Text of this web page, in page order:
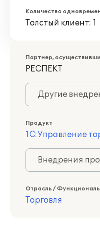
Количество
Толстый клиент: 1
Партнер,
РЕСПЕКТ
Другие
Продукт
1С:Управление
Внедрения
Отрасль /
Торговля